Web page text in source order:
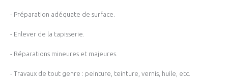
- Préparation adéquate de surface.
- Enlever de la tapisserie.
- Réparations mineures et majeures.
- Travaux de tout genre : peinture, teinture, vernis, huile, etc.